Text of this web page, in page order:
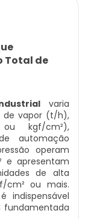
De Pressão
Habilitado
A Gás
Total de
varia
de vapor (t/h),
kgf/cm²),
automação
operam
e apresentam
de alta
cm² ou mais.
indispensável
fundamentada